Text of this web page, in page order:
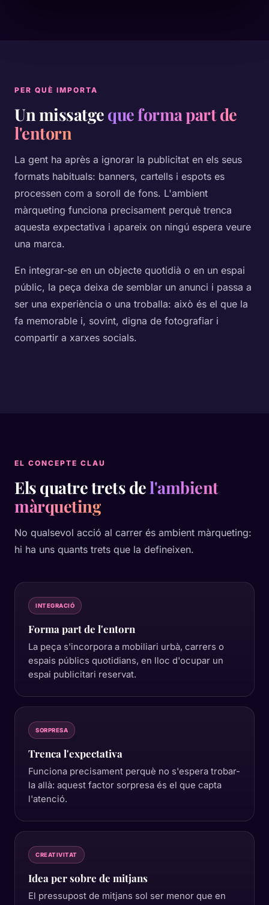
PER QUÈ IMPORTA
Un missatgeque forma part de
l'entorn
La gent ha après a ignorar la publicitat en els seus
formats habituals: banners, cartells i espots es
processen com a soroll de fons. L'ambient
màrqueting funciona precisament perquè trenca
aquesta expectativa i apareix on ningú espera veure
una marca.
En integrar-se en un objecte quotidià o en un espai
públic, la peça deixa de semblar un anunci i passa a
ser una experiència o una troballa: això és el que la
fa memorable i, sovint, digna de fotografiar i
compartir a xarxes socials.
EL CONCEPTE CLAU
Els quatre trets del'ambient
màrqueting
No qualsevol acció al carrer és ambient màrqueting:
hi ha uns quants trets que la defineixen.
INTEGRACIÓ
Forma part de l'entorn
La peça s'incorpora a mobiliari urbà, carrers o
espais públics quotidians, en lloc d'ocupar un
espai publicitari reservat.
SORPRESA
Trenca l'expectativa
Funciona precisament perquè no s'espera trobar-
la allà: aquest factor sorpresa és el que capta
l'atenció.
CREATIVITAT
Idea per sobre de mitjans
El pressupost de mitjans sol ser menor que en